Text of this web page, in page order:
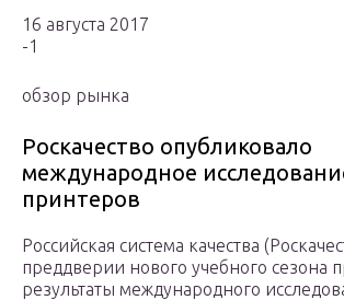
16 августа 2017
-1
обзор рынка
Роскачество опубликовало
международное
принтеров
Российская система качества
преддверии нового учебного сезона
результаты международного